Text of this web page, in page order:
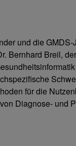
und die
Bernhard Breil,
für die
Diagnose- und